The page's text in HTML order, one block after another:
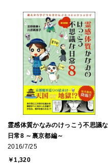
霊感体質かなみのけっこう不思議な
日常8 ～裏京都編～
2016/7/25
￥1,320